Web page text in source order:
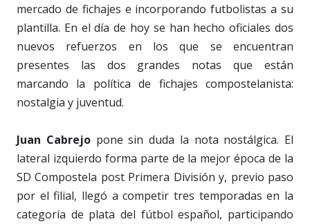
mercado de fichajes e incorporando futbolistas a su
plantilla. En el día de hoy se han hecho oficiales dos
nuevos refuerzos en los que se encuentran
presentes las dos grandes notas que están
marcando la política de fichajes compostelanista:
nostalgia y juventud.
Juan Cabrejopone sin duda la nota nostálgica. El
lateral izquierdo forma parte de la mejor época de la
SD Compostela post Primera División y, previo paso
por el filial, llegó a competir tres temporadas en la
categoría de plata del fútbol español, participando